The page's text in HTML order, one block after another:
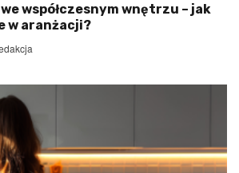
współczesnym wnętrzu – jak
w aranżacji?